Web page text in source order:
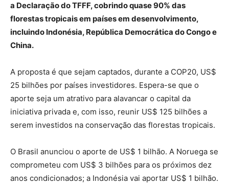
a Declaração do TFFF, cobrindo quase 90% das
florestas tropicais em países em desenvolvimento,
incluindo Indonésia, República Democrática do Congo e
China.
A proposta é que sejam captados, durante a COP20, US$
25 bilhões por países investidores. Espera-se que o
aporte seja um atrativo para alavancar o capital da
iniciativa privada e, com isso, reunir US$ 125 bilhões a
serem investidos na conservação das florestas tropicais.
O Brasil anunciou o aporte de US$ 1 bilhão. A Noruega se
comprometeu com US$ 3 bilhões para os próximos dez
anos condicionados; a Indonésia vai aportar US$ 1 bilhão.